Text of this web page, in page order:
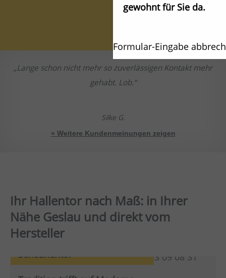
Lange schon nicht mehr so zuverlässigen Kontakt mehr
gehabt. Lob.
Silke G.
» Weitere Kundenmeinungen zeigen
Ihr Hallentor nach Maß: in Ihrer
Nähe Geslau und direkt vom
Hersteller
Scheunentor
gewohnt für Sie da.
Formular-Eingabe